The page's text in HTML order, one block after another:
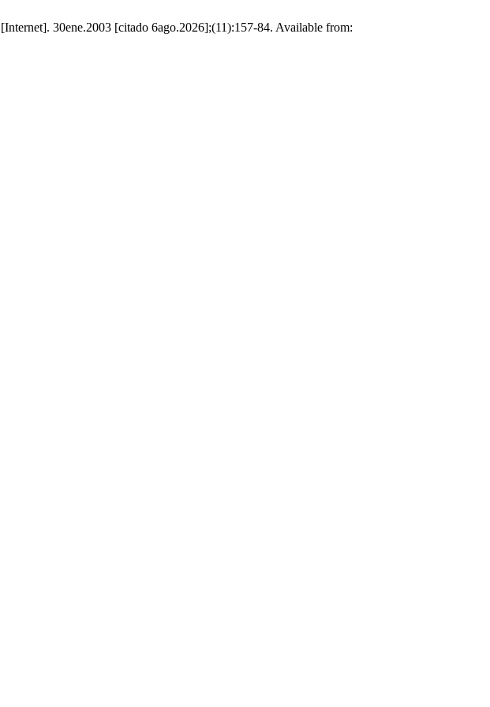
30ene.2003 [citado 6ago.2026];(11):157-84. Available from: